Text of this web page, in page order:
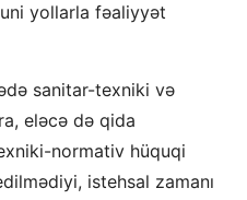
yollarla fəaliyyət
sanitar-texniki və
eləcə də qida
normativ hüquqi
istehsal zamanı